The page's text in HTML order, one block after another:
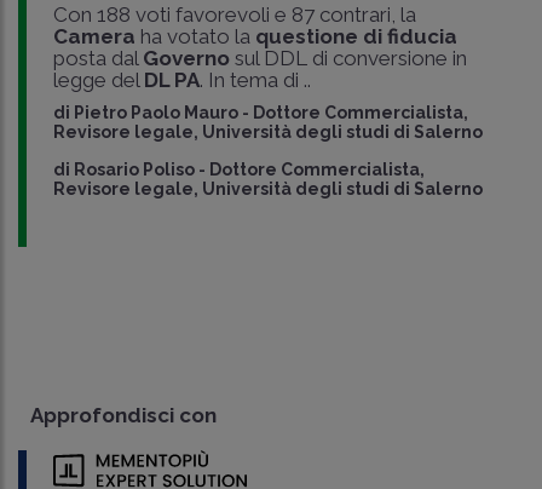
Con 188 voti favorevoli e 87 contrari, la
Camera ha votato la questione di fiducia
posta dal Governosul DDL di conversione in
legge del DL PA. In tema di ..
di Pietro Paolo Mauro - Dottore Commercialista,
Revisore legale, Università degli studi di Salerno
di Rosario Poliso - Dottore Commercialista,
Revisore legale, Università degli studi di Salerno
Approfondisci con